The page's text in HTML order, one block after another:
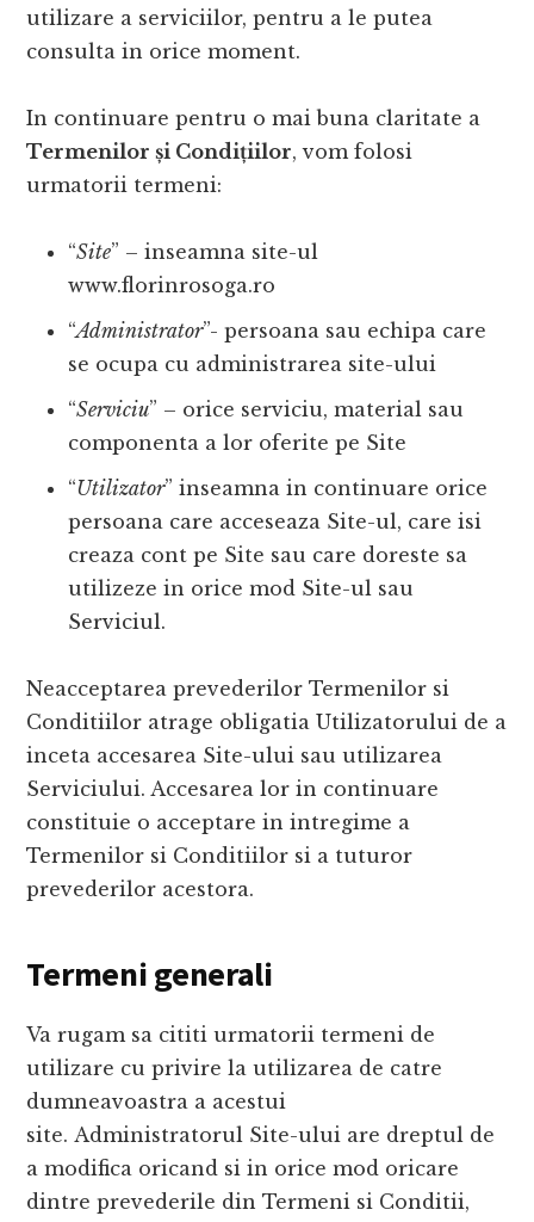
utilizare a serviciilor, pentru a le putea
consulta in orice moment.
In continuare pentru o mai buna claritate a
Termenilor și Condițiilor, vom folosi
urmatorii termeni:
“Site” – inseamna site-ul
www.florinrosoga.ro
“Administrator”- persoana sau echipa care
se ocupa cu administrarea site-ului
“Serviciu” – orice serviciu, material sau
componenta a lor oferite pe Site
“Utilizator” inseamna in continuare orice
persoana care acceseaza Site-ul, care isi
creaza cont pe Site sau care doreste sa
utilizeze in orice mod Site-ul sau
Serviciul.
Neacceptarea prevederilor Termenilor si
Conditiilor atrage obligatia Utilizatorului de a
inceta accesarea Site-ului sau utilizarea
Serviciului. Accesarea lor in continuare
constituie o acceptare in intregime a
Termenilor si Conditiilor si a tuturor
prevederilor acestora.
Termeni generali
Va rugam sa cititi urmatorii termeni de
utilizare cu privire la utilizarea de catre
dumneavoastra a acestui
site. Administratorul Site-ului are dreptul de
a modifica oricand si in orice mod oricare
dintre prevederile din Termeni si Conditii,